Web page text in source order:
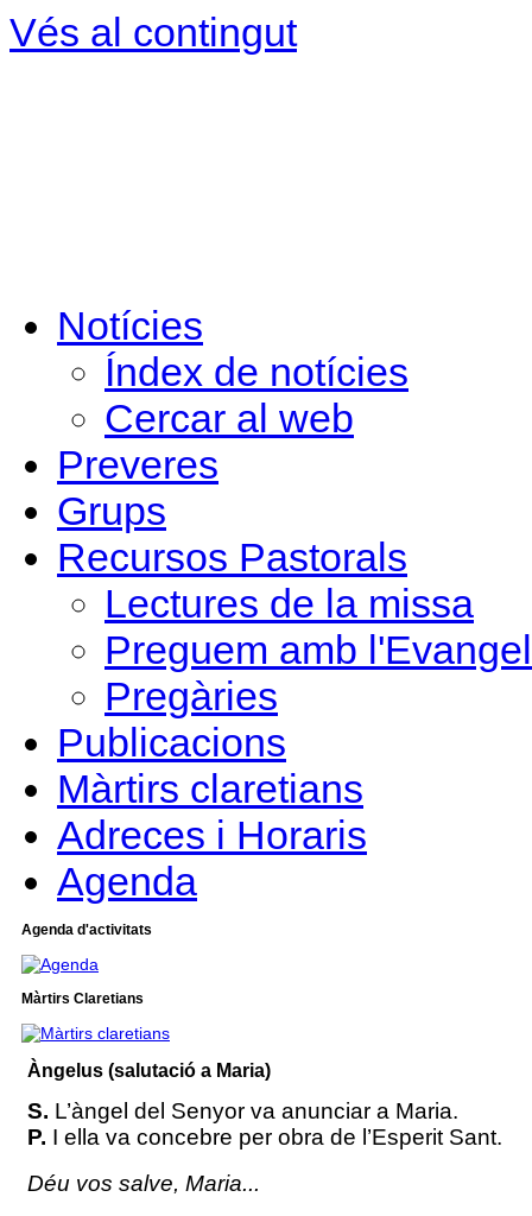
Vés al contingut
Notícies
Índex de notícies
Cercar al web
Preveres
Grups
Recursos Pastorals
Lectures de la missa
Preguem amb
Pregàries
Publicacions
Màrtirs claretians
Adreces i Horaris
Agenda
Agenda d'activitats
Màrtirs Claretians
Àngelus (salutació a Maria)
S. L’àngel del Senyor va anunciar a Maria.
P. I ella va concebre per obra de l’Esperit Sant.
Déu vos salve, Maria...